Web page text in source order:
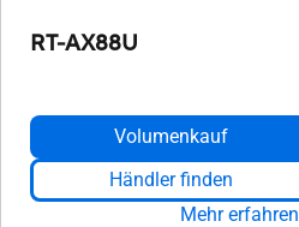
RT-AX88U
Volumenkauf
Händler finden
Mehr erfahren